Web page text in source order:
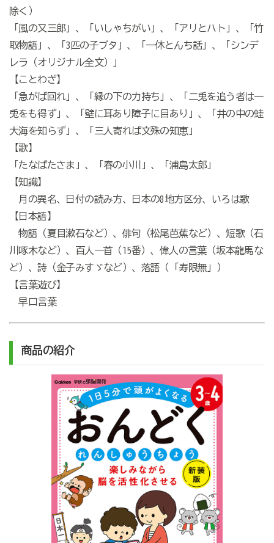
除く）
「風の又三郎」、「いしゃちがい」、「アリとハト」、「竹
取物語」、「3匹の子ブタ」、「一休とんち話」、「シンデ
レラ（オリジナル全文）」
【ことわざ】
「急がば回れ」、「縁の下の力持ち」、「二兎を追う者は一
兎をも得ず」、「壁に耳あり障子に目あり」、「井の中の蛙
大海を知らず」、「三人寄れば文殊の知恵」
【歌】
「たなばたさま」、「春の小川」、「浦島太郎」
【知識】
月の異名、日付の読み方、日本の8地方区分、いろは歌
【日本語】
物語（夏目漱石など）、俳句（松尾芭蕉など）、短歌（石
川啄木など）、百人一首（15番）、偉人の言葉（坂本龍馬な
ど）、詩（金子みすゞなど）、落語（「寿限無」）
【言葉遊び】
早口言葉
商品の紹介